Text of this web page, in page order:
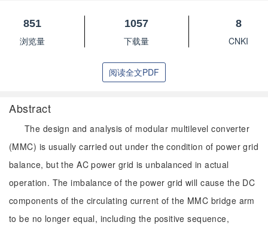
851
浏览量
1057
下载量
8
CNKI
阅读全文PDF
Abstract
The design and analysis of modular multilevel converter
(MMC) is usually carried out under the condition of power grid
balance, but the AC power grid is unbalanced in actual
operation. The imbalance of the power grid will cause the DC
components of the circulating current of the MMC bridge arm
to be no longer equal, including the positive sequence,